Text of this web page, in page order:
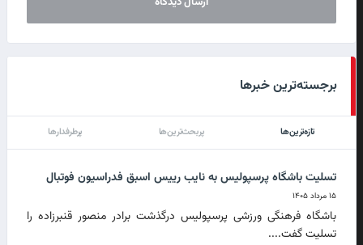
برجسته‌ترین خبرها
تازه‌ترین‌ها پربحث‌ترین‌ها پرطرفدارها
تسلیت باشگاه پرسپولیس به نایب رییس اسبق فدراسیون فوتبال
۱۵ مرداد ۱۴۰۵
باشگاه فرهنگی ورزشی پرسپولیس درگذشت برادر منصور قنبرزاده را
تسلیت گفت....